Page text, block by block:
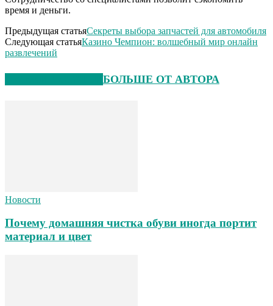
время и деньги.
Предыдущая статьяСекреты выбора запчастей для автомобиля
Следующая статьяКазино Чемпион: волшебный мир онлайн
развлечений
БОЛЬШЕ ОТ АВТОРА
Новости
Почему домашняя чистка обуви иногда портит
материал и цвет